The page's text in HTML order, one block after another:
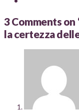
3 Comments on
la certezza